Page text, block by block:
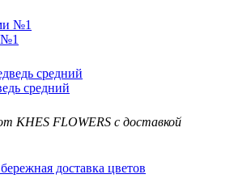
№1
средний
KHES FLOWERS с доставкой